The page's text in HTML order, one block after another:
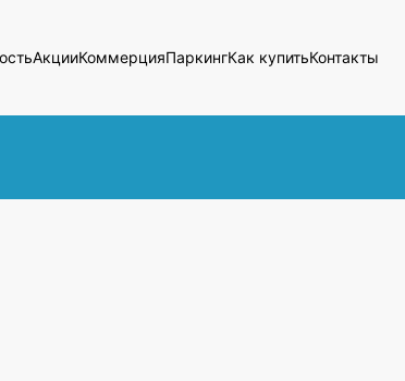
АкцииКоммерцияПаркингКак купитьКонтакты